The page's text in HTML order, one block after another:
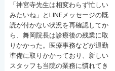
「神宮寺先生は相変わらず忙しい
みたいね」とLINEメッセージの既
読が付かない状況を再確認してか
ら、舞岡院長は診療後の残業に取
りかかった。医療事務などが退勤
準備に取りかかっており、新しい
スタッフも当院の業務に慣れてき